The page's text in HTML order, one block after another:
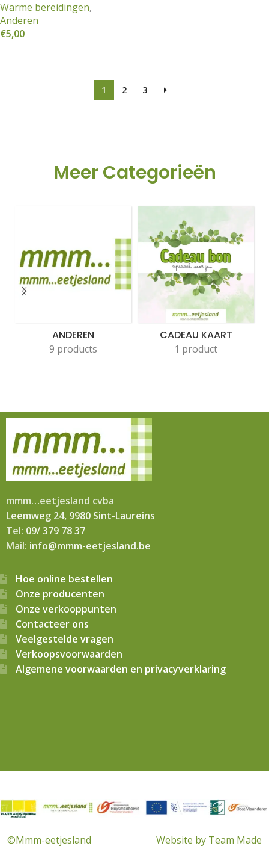
Warme bereidingen,
Anderen
€5,00
1 2 3
Meer Categorieën
ANDEREN
9 products
CADEAU KAART
1 product
mmm…eetjesland cvba
Leemweg 24, 9980 Sint-Laureins
Tel: 09/ 379 78 37
Mail: info@mmm-eetjesland.be
Hoe online bestellen
Onze producenten
Onze verkooppunten
Contacteer ons
Veelgestelde vragen
Verkoopsvoorwaarden
Algemene voorwaarden en privacyverklaring
©Mmm-eetjesland Website by Team Made